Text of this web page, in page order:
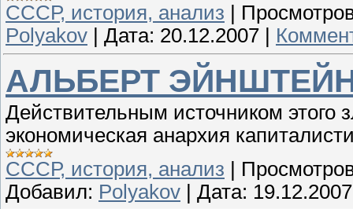
СССР, история, анализ
Polyakov
Дата: 20.12.2007
АЛЬБЕРТ
Действительным источником
экономическая анархия
СССР, история, анализ |
Добавил: Polyakov | Дата: 19.12.2007